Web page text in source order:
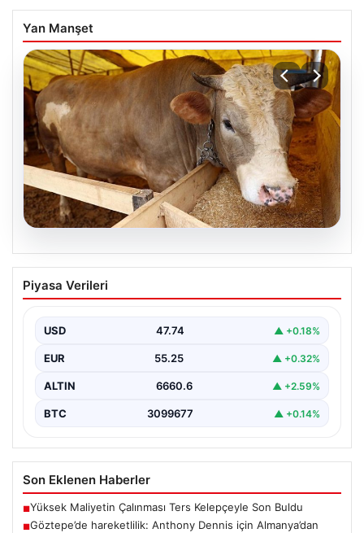
Yan Manşet
05.08.2026
maddede süreç yasası. Ne zaman
USD 47.74 ▲ +0.18%
EUR 55.25 ▲ +0.32%
ALTIN 6660.6 ▲ +2.59%
BTC 3099677 ▲ +0.14%
Son Eklenen Haberler